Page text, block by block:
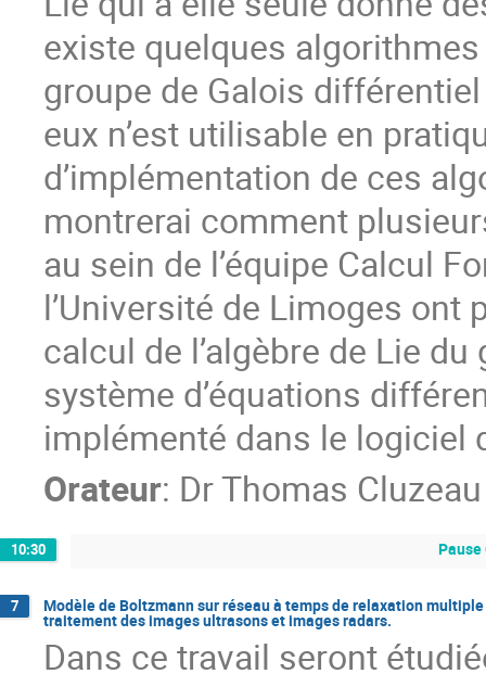
existe quelques
groupe de Galois différentiel
eux n’est utilisable en
d’implémentation de ces
montrerai comment
au sein de l’équipe Calcul
l’Université de Limoges ont
calcul de l’algèbre de Lie
système d’équations
implémenté dans le logiciel
Orateur: DrThomas Cluzeau
10:30 Pause
7 Modèle de Boltzmann sur réseau à temps de relaxation
traitement des images ultrasons et images radars.
Dans ce travail seront